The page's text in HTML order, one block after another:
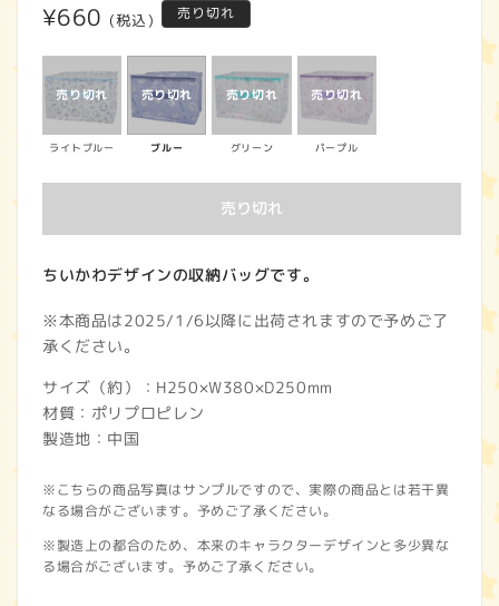
通
常
価
格
¥660 (税込) 売り切れ
ライトブルー ブルー グリーン パープル
売り切れ
ちいかわデザインの収納バッグです。
※本商品は2025/1/6以降に出荷されますので予めご了
承ください。
サイズ（約）：H250×W380×D250mm
材質：ポリプロピレン
製造地：中国
※こちらの商品写真はサンプルですので、実際の商品とは若干異
なる場合がございます。予めご了承ください。
※製造上の都合のため、本来のキャラクターデザインと多少異な
る場合がございます。予めご了承ください。